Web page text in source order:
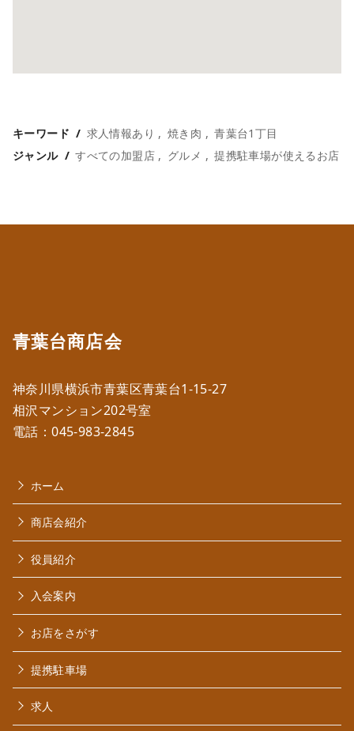
キーワード 求人情報あり 焼き肉
青葉台1丁目
ジャンル
すべての加盟店 グルメ 提携駐車場が使えるお店
青葉台商店会
神奈川県横浜市青葉区青葉台1-15-27
相沢マンション202号室
電話：045-983-2845
ホーム
商店会紹介
役員紹介
入会案内
お店をさがす
提携駐車場
求人